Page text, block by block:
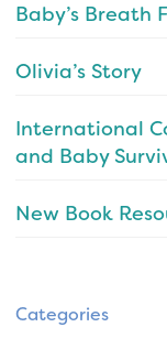
Baby’s Breath
Olivia’s Story
International
and Baby
New Book
Categories